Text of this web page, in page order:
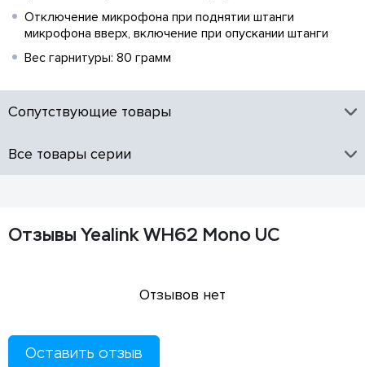
Отключение микрофона при поднятии штанги
микрофона вверх, включение при опускании штанги
Вес гарнитуры: 80 грамм
Сопутствующие товары
Все товары серии
Отзывы Yealink WH62 Mono UC
Отзывов нет
Оставить отзыв